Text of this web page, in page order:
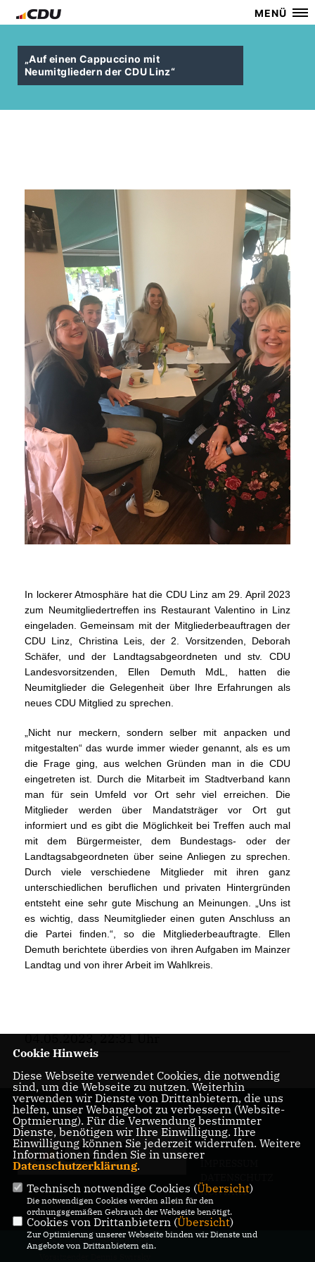
MENÜ
Auf einen Cappuccino mit
Neumitgliedern der CDU Linz“
In lockerer Atmosphäre hat die CDU Linz am 29. April 2023
zum Neumitgliedertreffen ins Restaurant Valentino in Linz
eingeladen. Gemeinsam mit der Mitgliederbeauftragen der
CDU Linz, Christina Leis, der 2. Vorsitzenden, Deborah
Schäfer, und der Landtagsabgeordneten und stv. CDU
Landesvorsitzenden, Ellen Demuth MdL, hatten die
Neumitglieder die Gelegenheit über Ihre Erfahrungen als
neues CDU Mitglied zu sprechen.
Nicht nur meckern, sondern selber mit anpacken und
mitgestalten“ das wurde immer wieder genannt, als es um
die Frage ging, aus welchen Gründen man in die CDU
eingetreten ist. Durch die Mitarbeit im Stadtverband kann
man für sein Umfeld vor Ort sehr viel erreichen. Die
Mitglieder werden über Mandatsträger vor Ort gut
informiert und es gibt die Möglichkeit bei Treffen auch mal
mit dem Bürgermeister, dem Bundestags- oder der
Landtagsabgeordneten über seine Anliegen zu sprechen.
Durch viele verschiedene Mitglieder mit ihren ganz
unterschiedlichen beruflichen und privaten Hintergründen
entsteht eine sehr gute Mischung an Meinungen. „Uns ist
es wichtig, dass Neumitglieder einen guten Anschluss an
die Partei finden.“, so die Mitgliederbeauftragte. Ellen
Demuth berichtete überdies von ihren Aufgaben im Mainzer
Landtag und von ihrer Arbeit im Wahlkreis.
04.05.2023, 22:31 Uhr
KONTAKT
@2026 CDU Stadtverband Linz,
Cookie Hinweis
Diese Webseite verwendet Cookies, die notwendig
sind, um die Webseite zu nutzen. Weiterhin
verwenden wir Dienste von Drittanbietern, die uns
helfen, unser Webangebot zu verbessern (Website-
Optmierung). Für die Verwendung bestimmter
Dienste, benötigen wir Ihre Einwilligung. Ihre
Einwilligung können Sie jederzeit widerrufen. Weitere
Informationen finden Sie in unserer
Datenschutzerklärung.
Technisch notwendige Cookies (Übersicht)
Die notwendigen Cookies werden allein für den
ordnungsgemäßen Gebrauch der Webseite benötigt.
Cookies von Drittanbietern (Übersicht)
Zur Optimierung unserer Webseite binden wir Dienste und
Angebote von Drittanbietern ein.